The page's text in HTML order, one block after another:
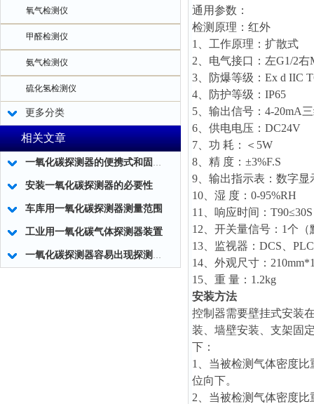
氧气检测仪
甲醛检测仪
氨气检测仪
硫化氢检测仪
更多分类
相关文章
一氧化碳探测器的便携式和固定式在技术指标方面有什么不同？一看就懂！
安装一氧化碳探测器的必要性
车库用一氧化碳探测器测量范围
工业用一氧化碳气体探测器装置
一氧化碳探测器容易出现探测器零点漂移的现象
通用参数：
检测原理：红外
1、工作原理：扩散式
2、电气接口：左G1/2右
3、防爆等级：Ex d IIC
4、防护等级：IP65
5、输出信号：4-20mA
6、供电电压：DC24V
7、功 耗：＜5W
8、精 度：±3%F.S
9、输出指示表：数字显
10、湿 度：0-95%RH
11、响应时间：T90≤30S
12、开关量信号：1个
13、监视器：DCS、PLC
14、外观尺寸：
15、重 量：1.2kg
安装方法
控制器需要壁挂式安装
装、墙壁安装、支架固
下：
1、当被检测气体密度
位向下。
2、当被检测气体密度